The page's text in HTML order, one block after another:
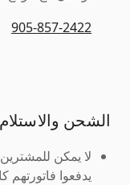
905-857-2422
الشحن والاستلام
لا يمكن
يدفعوا فاتورتهم